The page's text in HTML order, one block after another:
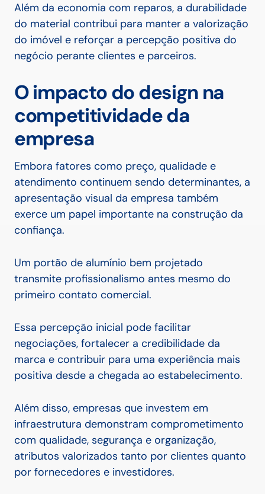
Além da economia com reparos, a durabilidade
do material contribui para manter a valorização
do imóvel e reforçar a percepção positiva do
negócio perante clientes e parceiros.
O impacto do design na
competitividade da
empresa
Embora fatores como preço, qualidade e
atendimento continuem sendo determinantes, a
apresentação visual da empresa também
exerce um papel importante na construção da
confiança.
Um portão de alumínio bem projetado
transmite profissionalismo antes mesmo do
primeiro contato comercial.
Essa percepção inicial pode facilitar
negociações, fortalecer a credibilidade da
marca e contribuir para uma experiência mais
positiva desde a chegada ao estabelecimento.
Além disso, empresas que investem em
infraestrutura demonstram comprometimento
com qualidade, segurança e organização,
atributos valorizados tanto por clientes quanto
por fornecedores e investidores.